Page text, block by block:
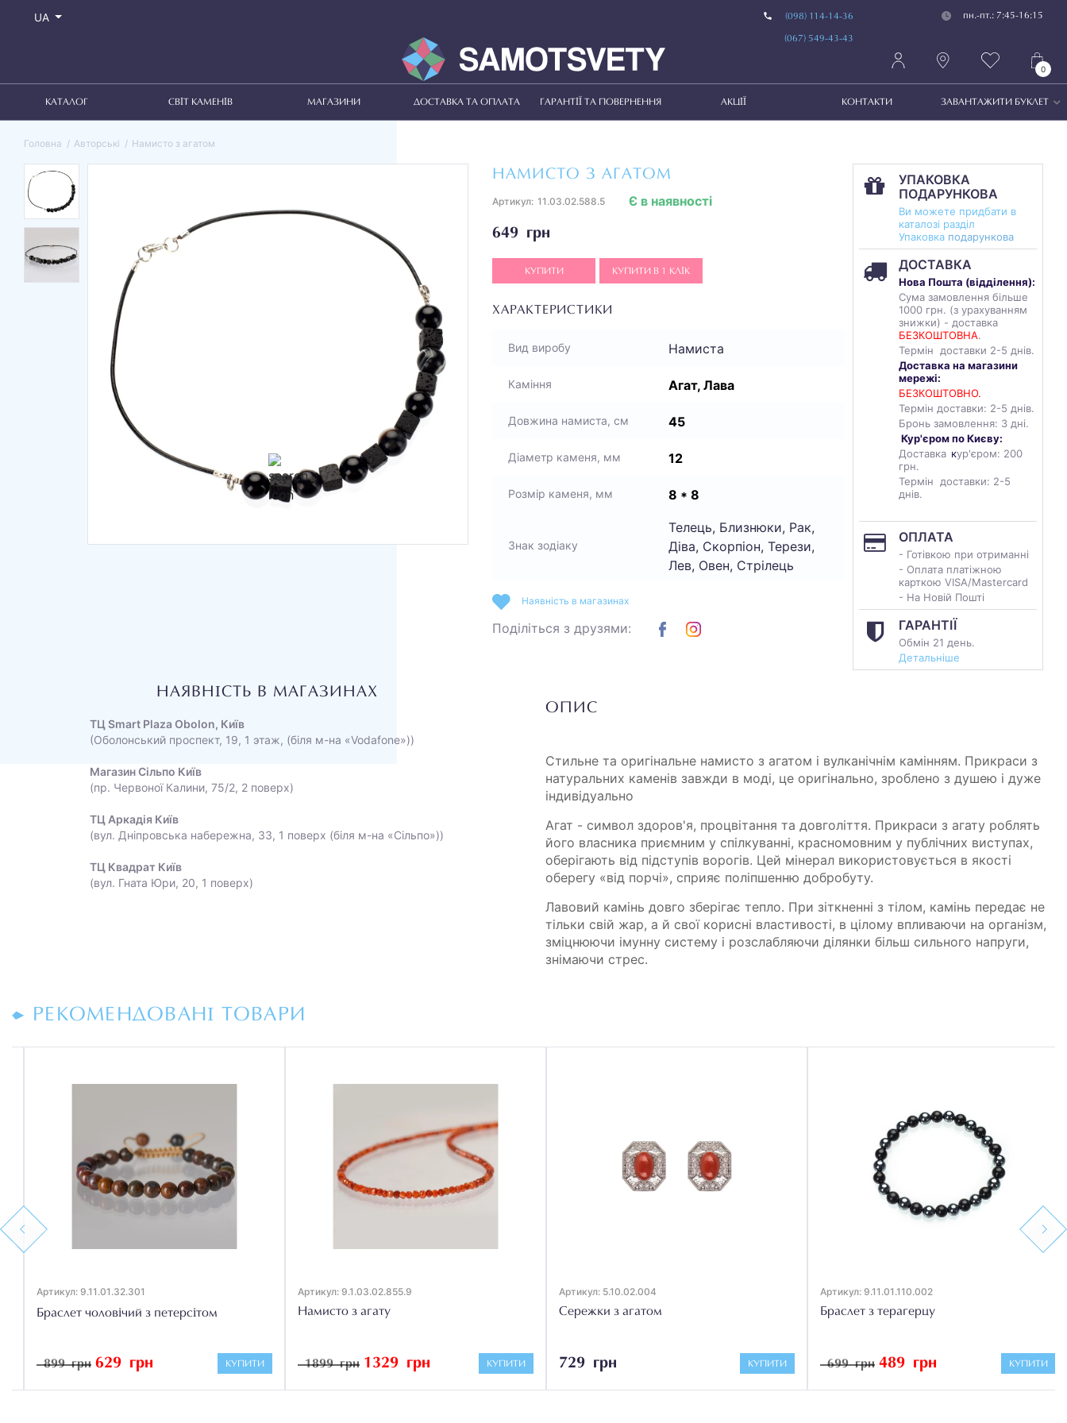
UA (098) 114-14-36
(067) 549-43-43
пн.-пт.: 7:45-16:15
0
КАТАЛОГ СВІТ КАМЕНІВ МАГАЗИНИ ДОСТАВКА ТА ОПЛАТА ГАРАНТІЇ ТА ПОВЕРНЕННЯ АКЦІЇ КОНТАКТИ ЗАВАНТАЖИТИ БУКЛЕТ
Головна Авторські Намисто з агатом
НАМИСТО З АГАТОМ
Артикул: 11.03.02.588.5
649 грн
Є в наявності
КУПИТИ КУПИТИ В 1 КЛІК
ХАРАКТЕРИСТИКИ
Вид виробу Намиста
Каміння Агат, Лава
Довжина намиста, см 45
Діаметр каменя, мм 12
Розмір каменя, мм 8 * 8
Знак зодіаку
Телець, Близнюки, Рак,
Діва, Скорпіон, Терези,
Лев, Овен, Стрілець
УПАКОВКА
ПОДАРУНКОВА
Ви можете придбати в
каталозі разділ
Упаковка подарункова
ДОСТАВКА
Нова Пошта (відділення):
Сума замовлення більше
1000 грн. (з урахуванням
знижки) - доставка
БЕЗКОШТОВНА.
Термін доставки 2-5 днів.
Доставка на магазини
мережі:
БЕЗКОШТОВНО.
Термін доставки: 2-5 днів.
Бронь замовлення: 3 дні.
Кур'єром по Києву:
Доставка кур'єром: 200
грн.
Термін доставки: 2-5
днів.
ОПЛАТА
- Готівкою при отриманні
- Оплата платіжною
карткою VISA/Mastercard
- На Новій Пошті
ГАРАНТІЇ
Обмін 21 день.
Детальніше
Наявність в магазинах
Поділіться з друзями:
НАЯВНІСТЬ В МАГАЗИНАХ
ТЦ Smart Plaza Obolon, Київ
(Оболонський проспект, 19, 1 этаж, (біля м-на «Vodafone»))
Магазин Сільпо Київ
(пр. Червоної Калини, 75/2, 2 поверх)
ТЦ Аркадія Київ
(вул. Дніпровська набережна, 33, 1 поверх (біля м-на «Сільпо»))
ТЦ Квадрат Київ
(вул. Гната Юри, 20, 1 поверх)
ОПИС
Стильне та оригінальне намисто з агатом і вулканічнім камінням. Прикраси з
натуральних каменів завжди в моді, це оригінально, зроблено з душею і дуже
індивідуально
Агат - символ здоров'я, процвітання та довголіття. Прикраси з агату роблять
його власника приємним у спілкуванні, красномовним у публічних виступах,
оберігають від підступів ворогів. Цей мінерал використовується в якості
оберегу «від порчі», сприяє поліпшенню добробуту.
Лавовий камінь довго зберігає тепло. При зіткненні з тілом, камінь передає не
тільки свій жар, а й свої корисні властивості, в цілому впливаючи на організм,
зміцнюючи імунну систему і розслабляючи ділянки більш сильного напруги,
знімаючи стрес.
РЕКОМЕНДОВАНІ ТОВАРИ
Previous
Артикул: 9.11.01.32.301
Браслет чоловічий з петерсітом
899 грн 629 грн КУПИТИ
Артикул: 9.1.03.02.855.9
Намисто з агату
1899 грн 1329 грн КУПИТИ
Артикул: 5.10.02.004
Сережки з агатом
729 грн КУПИТИ
Артикул: 9.11.01.110.002
Браслет з терагерцу
699 грн 489 грн КУПИТИ
Next